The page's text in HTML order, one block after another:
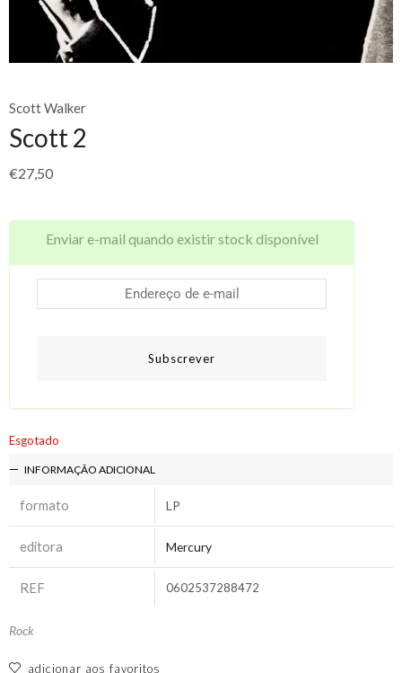
Scott Walker
Scott 2
€27,50
Enviar e-mail quando existir stock disponível
Subscrever
Esgotado
INFORMAÇÃO ADICIONAL
formato LP
editora Mercury
REF 0602537288472
Rock
adicionar aos favoritos